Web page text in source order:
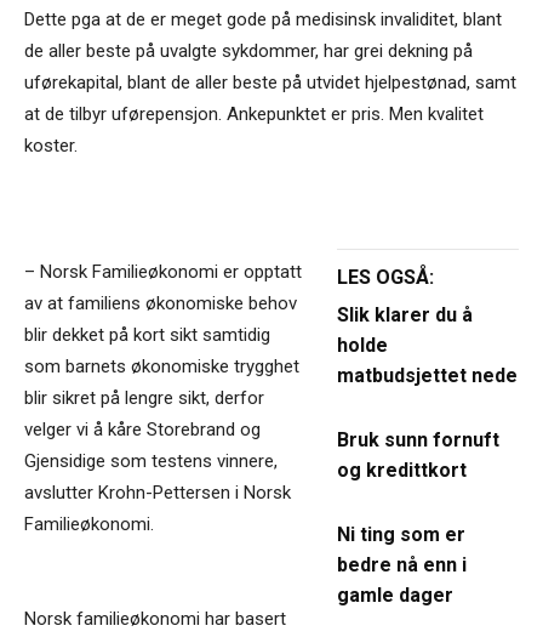
Dette pga at de er meget gode på medisinsk invaliditet, blant
de aller beste på uvalgte sykdommer, har grei dekning på
uførekapital, blant de aller beste på utvidet hjelpestønad, samt
at de tilbyr uførepensjon. Ankepunktet er pris. Men kvalitet
koster.
LES OGSÅ:
Slik klarer du å
holde
matbudsjettet nede
Bruk sunn fornuft
og kredittkort
Ni ting som er
bedre nå enn i
gamle dager
– Norsk Familieøkonomi er opptatt
av at familiens økonomiske behov
blir dekket på kort sikt samtidig
som barnets økonomiske trygghet
blir sikret på lengre sikt, derfor
velger vi å kåre Storebrand og
Gjensidige som testens vinnere,
avslutter Krohn-Pettersen i Norsk
Familieøkonomi.
Norsk familieøkonomi har basert